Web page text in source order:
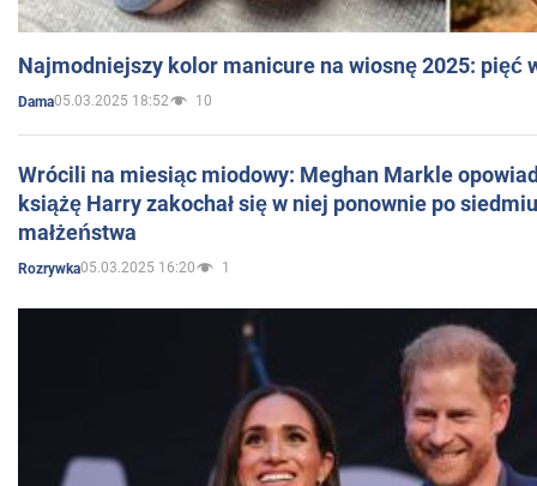
Najmodniejszy kolor manicure na wiosnę 2025: pięć
Dama05.03.2025 18:52 10
Wrócili na miesiąc miodowy: Meghan Markle
książę Harry zakochał się w niej ponownie po
małżeństwa
Rozrywka05.03.2025 16:20 1